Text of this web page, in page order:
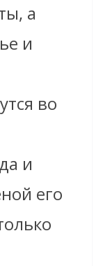
а
и
во
и
его